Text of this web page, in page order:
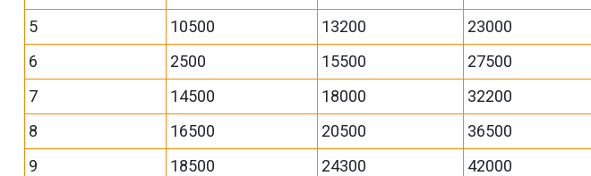
5
10500 13200 23000
6
2500 15500 27500
7
14500 18000 32200
8
16500 20500 36500
9
18500 24300 42000